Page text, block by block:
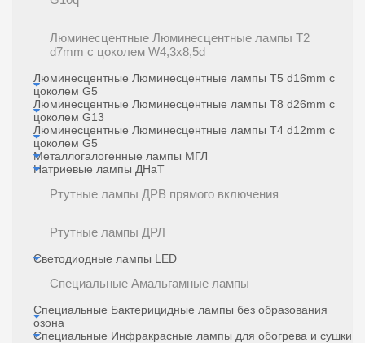
Люминесцентные Люминесцентные лампы T2
d7mm с цоколем W4,3x8,5d
Люминесцентные Люминесцентные лампы T5 d16mm с
цоколем G5
Люминесцентные Люминесцентные лампы T8 d26mm с
цоколем G13
Люминесцентные Люминесцентные лампы Т4 d12mm с
цоколем G5
Металлогалогенные лампы МГЛ
Натриевые лампы ДНаТ
Ртутные лампы ДРВ прямого включения
Ртутные лампы ДРЛ
Светодиодные лампы LED
Специальные Амальгамные лампы
Специальные Бактерицидные лампы без образования
озона
Специальные Инфракрасные лампы для обогрева и сушки